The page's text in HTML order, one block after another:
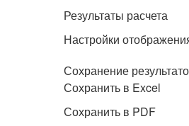
Результаты расчета
Настройки
Сохранение
Сохранить в Excel
Сохранить в PDF